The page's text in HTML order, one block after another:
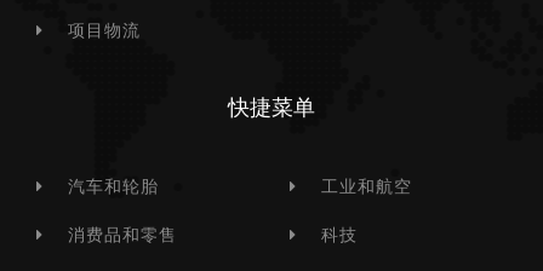
项目物流
快捷菜单
汽车和轮胎
消费品和零售
工业和航空
科技